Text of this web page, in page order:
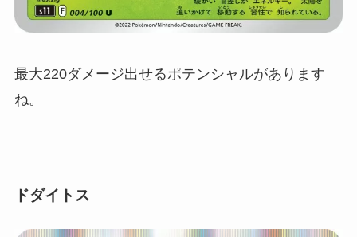
最大220ダメージ出せるポテンシャルがあります
ね。
ドダイトス